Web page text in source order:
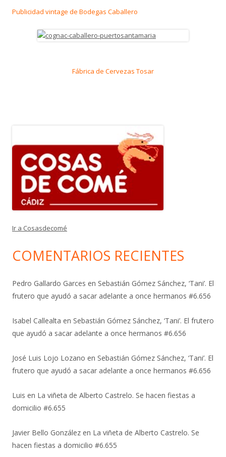
Publicidad vintage de Bodegas Caballero
Fábrica de Cervezas Tosar
Ir a Cosasdecomé
COMENTARIOS RECIENTES
Pedro Gallardo Garces en Sebastián Gómez Sánchez, ‘Tani’. El
frutero que ayudó a sacar adelante a once hermanos #6.656
Isabel Callealta en Sebastián Gómez Sánchez, ‘Tani’. El frutero
que ayudó a sacar adelante a once hermanos #6.656
José Luis Lojo Lozano en Sebastián Gómez Sánchez, ‘Tani’. El
frutero que ayudó a sacar adelante a once hermanos #6.656
Luis en La viñeta de Alberto Castrelo. Se hacen fiestas a
domicilio #6.655
Javier Bello González en La viñeta de Alberto Castrelo. Se
hacen fiestas a domicilio #6.655